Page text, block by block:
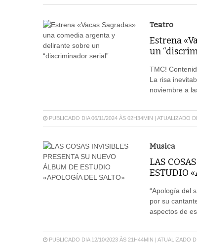
Teatro
Estrena
un
TMC!
La risa
noviembre a
PUBLICADO DIA 06/11/2024 ÀS 02H34MIN | ATUALIZADO
Musica
LAS
ESTUDIO
“Apología del
por su
aspectos de
PUBLICADO DIA 12/10/2023 ÀS 21H44MIN | ATUALIZADO